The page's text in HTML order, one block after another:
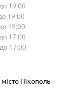
19:00
19:00
19:00
17:00
17:00
Нікополь